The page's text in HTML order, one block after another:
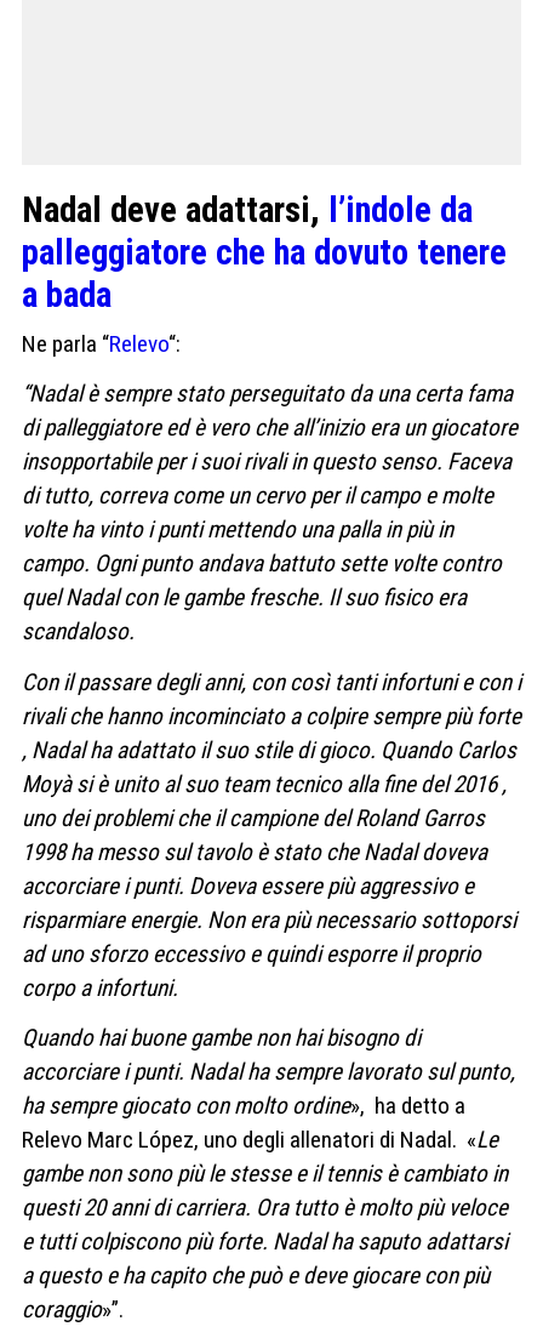
Nadal deve adattarsi, l’indole da
palleggiatore che ha dovuto tenere
a bada
Ne parla “Relevo“:
“Nadal è sempre stato perseguitato da una certa fama
di palleggiatore ed è vero che all’inizio era un giocatore
insopportabile per i suoi rivali in questo senso. Faceva
di tutto, correva come un cervo per il campo e molte
volte ha vinto i punti mettendo una palla in più in
campo. Ogni punto andava battuto sette volte contro
quel Nadal con le gambe fresche. Il suo fisico era
scandaloso.
Con il passare degli anni, con così tanti infortuni e con i
rivali che hanno incominciato a colpire sempre più forte
, Nadal ha adattato il suo stile di gioco. Quando Carlos
Moyà si è unito al suo team tecnico alla fine del 2016 ,
uno dei problemi che il campione del Roland Garros
1998 ha messo sul tavolo è stato che Nadal doveva
accorciare i punti. Doveva essere più aggressivo e
risparmiare energie. Non era più necessario sottoporsi
ad uno sforzo eccessivo e quindi esporre il proprio
corpo a infortuni.
Quando hai buone gambe non hai bisogno di
accorciare i punti. Nadal ha sempre lavorato sul punto,
ha sempre giocato con molto ordine», ha detto a
Relevo Marc López, uno degli allenatori di Nadal. «Le
gambe non sono più le stesse e il tennis è cambiato in
questi 20 anni di carriera. Ora tutto è molto più veloce
e tutti colpiscono più forte. Nadal ha saputo adattarsi
a questo e ha capito che può e deve giocare con più
coraggio»”.